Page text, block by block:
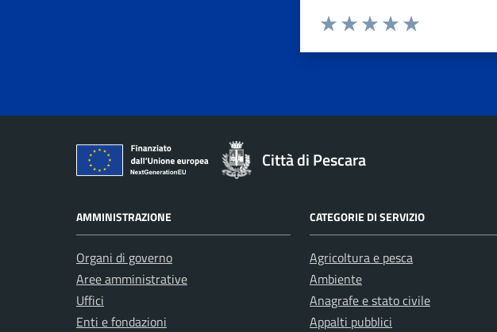
Città di Pescara
AMMINISTRAZIONE
Organi di governo
Aree amministrative
Uffici
Enti e fondazioni
CATEGORIE DI SERVIZIO
Agricoltura e pesca
Ambiente
Anagrafe e stato civile
Appalti pubblici